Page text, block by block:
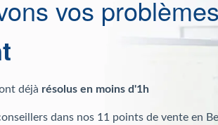
vos
déjà résolus en moins d'1h
dans nos 11 points de vente en